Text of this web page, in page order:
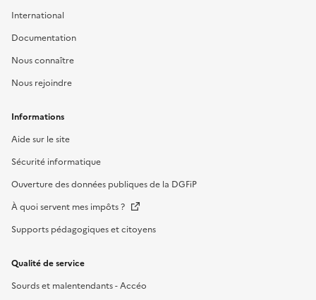
International
Documentation
Nous connaître
Nous rejoindre
Informations
Aide sur le site
Sécurité informatique
Ouverture des données publiques de la DGFiP
À quoi servent mes impôts ?
Supports pédagogiques et citoyens
Qualité de service
Sourds et malentendants - Accéo